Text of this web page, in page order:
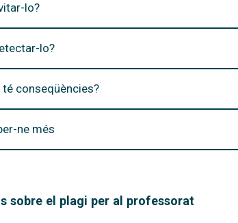
lo?
lo?
té conseqüències?
ne més
sobre el plagi per al professorat